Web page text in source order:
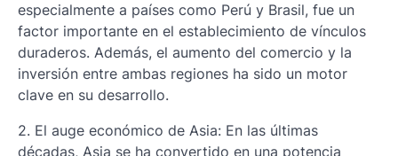
especialmente a países como Perú y Brasil, fue un
factor importante en el establecimiento de vínculos
duraderos. Además, el aumento del comercio y la
inversión entre ambas regiones ha sido un motor
clave en su desarrollo.
2. El auge económico de Asia: En las últimas
décadas, Asia se ha convertido en una potencia